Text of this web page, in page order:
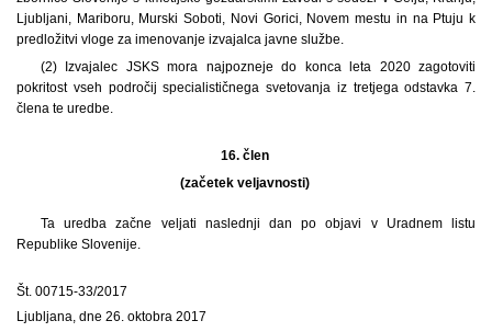
Ljubljani, Mariboru, Murski Soboti, Novi Gorici, Novem mestu in na Ptuju k
predložitvi vloge za imenovanje izvajalca javne službe.
(2) Izvajalec JSKS mora najpozneje do konca leta 2020 zagotoviti
pokritost vseh področij specialističnega svetovanja iz tretjega odstavka 7.
člena te uredbe.
16. člen
(začetek veljavnosti)
Ta uredba začne veljati naslednji dan po objavi v Uradnem listu
Republike Slovenije.
Št. 00715-33/2017
Ljubljana, dne 26. oktobra 2017